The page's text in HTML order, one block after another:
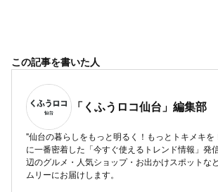
この記事を書いた人
「くふうロコ仙台」編集部
"仙台の暮らしをもっと明るく！もっとトキメキを
に一番密着した「今すぐ使えるトレンド情報」発
辺のグルメ・人気ショップ・お出かけスポットな
ムリーにお届けします。